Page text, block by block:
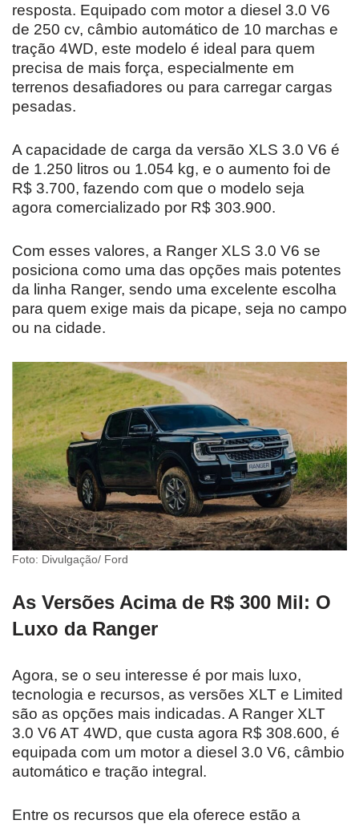
resposta. Equipado com motor a diesel 3.0 V6
de 250 cv, câmbio automático de 10 marchas e
tração 4WD, este modelo é ideal para quem
precisa de mais força, especialmente em
terrenos desafiadores ou para carregar cargas
pesadas.
A capacidade de carga da versão XLS 3.0 V6 é
de 1.250 litros ou 1.054 kg, e o aumento foi de
R$ 3.700, fazendo com que o modelo seja
agora comercializado por R$ 303.900.
Com esses valores, a Ranger XLS 3.0 V6 se
posiciona como uma das opções mais potentes
da linha Ranger, sendo uma excelente escolha
para quem exige mais da picape, seja no campo
ou na cidade.
Foto: Divulgação/ Ford
As Versões Acima de R$ 300 Mil: O
Luxo da Ranger
Agora, se o seu interesse é por mais luxo,
tecnologia e recursos, as versões XLT e Limited
são as opções mais indicadas. A Ranger XLT
3.0 V6 AT 4WD, que custa agora R$ 308.600, é
equipada com um motor a diesel 3.0 V6, câmbio
automático e tração integral.
Entre os recursos que ela oferece estão a